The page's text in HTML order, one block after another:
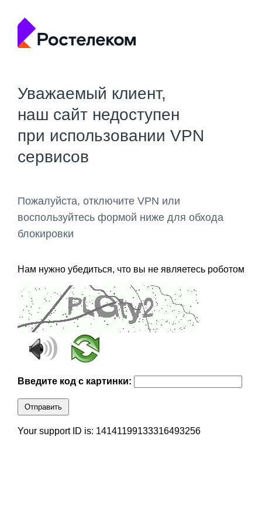
Уважаемый клиент,
наш сайт недоступен
при использовании VPN
сервисов
Пожалуйста, отключите VPN или
воспользуйтесь формой ниже для обхода
блокировки
Нам нужно убедиться, что вы не являетесь роботом
Введите код с картинки:
Отправить
Your support ID is: 14141199133316493256